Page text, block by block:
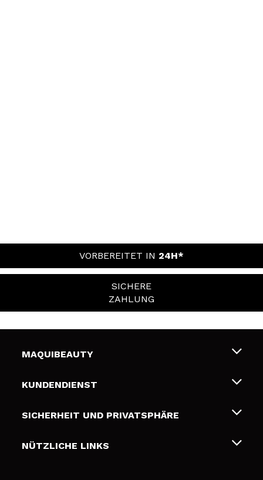
VORBEREITET IN 24H*
SICHERE
ZAHLUNG
MAQUIBEAUTY
Über uns
Geschenkkarten
KUNDENDIENST
Liefer- und Versandkosten
Zahlung
SICHERHEIT UND PRIVATSPHÄRE
Bedingungen und Datenschutz
NÜTZLICHE LINKS